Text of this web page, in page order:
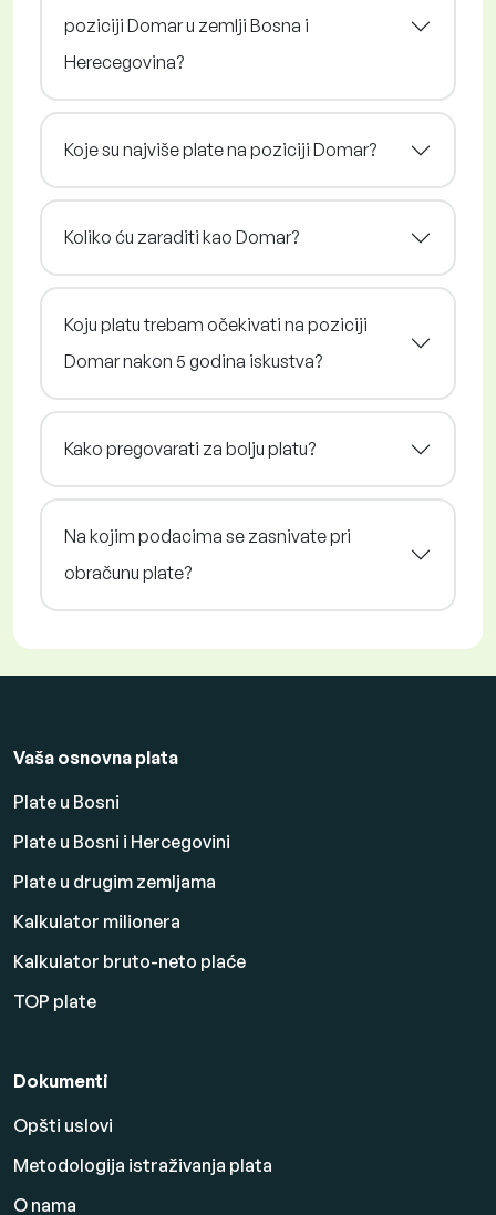
poziciji Domar u zemlji Bosna i
Herecegovina?
Koje su najviše plate na poziciji Domar?
Koliko ću zaraditi kao Domar?
Koju platu trebam očekivati na poziciji
Domar nakon 5 godina iskustva?
Kako pregovarati za bolju platu?
Na kojim podacima se zasnivate pri
obračunu plate?
Vaša osnovna plata
Plate u Bosni
Plate u Bosni i Hercegovini
Plate u drugim zemljama
Kalkulator milionera
Kalkulator bruto-neto plaće
TOP plate
Dokumenti
Opšti uslovi
Metodologija istraživanja plata
O nama